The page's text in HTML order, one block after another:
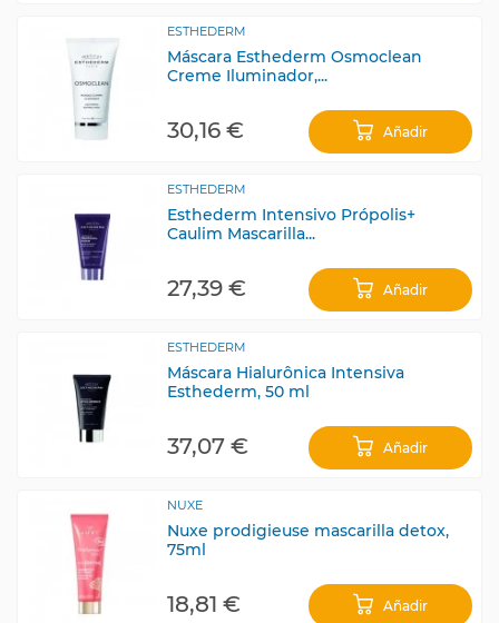
ESTHEDERM
Máscara Esthederm Osmoclean
Creme Iluminador,...
30,16 € Añadir
ESTHEDERM
Esthederm Intensivo Própolis+
Caulim Mascarilla...
27,39 € Añadir
ESTHEDERM
Máscara Hialurônica Intensiva
Esthederm, 50 ml
37,07 € Añadir
NUXE
Nuxe prodigieuse mascarilla detox,
75ml
18,81 € Añadir